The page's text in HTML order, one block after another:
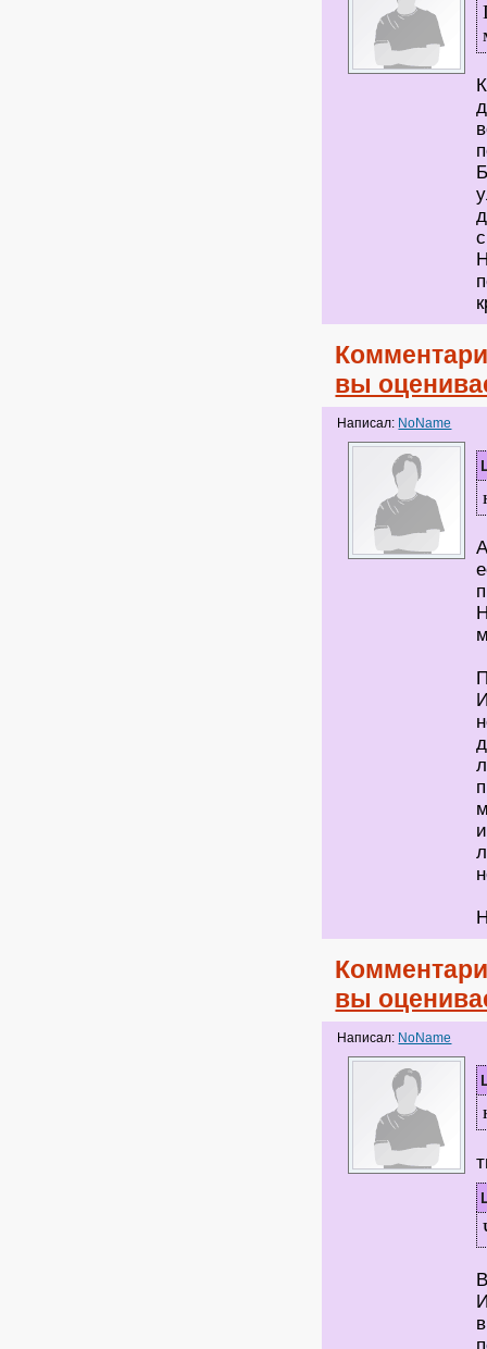
вы
Написал: NoName
вы
Написал: NoName